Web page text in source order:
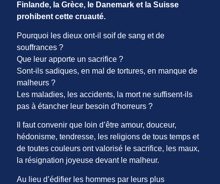
Finlande, la Grèce, le Danemark et la Suisse
prohibent cette cruauté.
Pourquoi les dieux ont-il soif de sang et de
souffrances ?
Que leur apporte un sacrifice ?
Sont-ils sadiques, en mal de tortures, en manque de
malheurs ?
Les maladies, les accidents, la mort ne suffisent-ils
pas à étancher leur besoin d’horreurs ?
Il faut convenir que loin d’être amour, douceur,
hédonisme, tendresse, les religions de tous temps et
de toutes couleurs ont valorisé le sacrifice, les maux,
la résignation joyeuse devant le malheur.
Au lieu d’édifier les hommes par leurs plus